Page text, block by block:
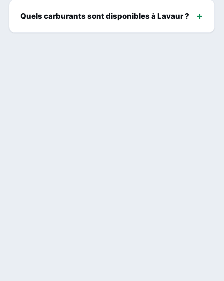
Quels carburants sont disponibles à Lavaur ?